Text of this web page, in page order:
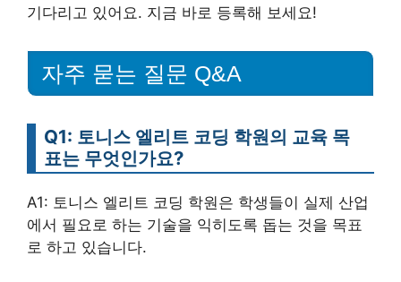
기다리고 있어요. 지금 바로 등록해 보세요!
자주 묻는 질문 Q&A
Q1: 토니스 엘리트 코딩 학원의 교육 목
표는 무엇인가요?
A1: 토니스 엘리트 코딩 학원은 학생들이 실제 산업
에서 필요로 하는 기술을 익히도록 돕는 것을 목표
로 하고 있습니다.